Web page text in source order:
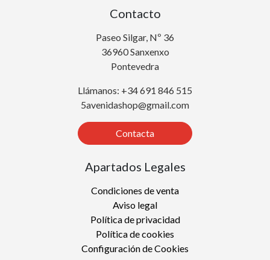
Contacto
Paseo Silgar, Nº 36
36960 Sanxenxo
Pontevedra
Llámanos: +34 691 846 515
5avenidashop@gmail.com
Contacta
Apartados Legales
Condiciones de venta
Aviso legal
Política de privacidad
Política de cookies
Configuración de Cookies